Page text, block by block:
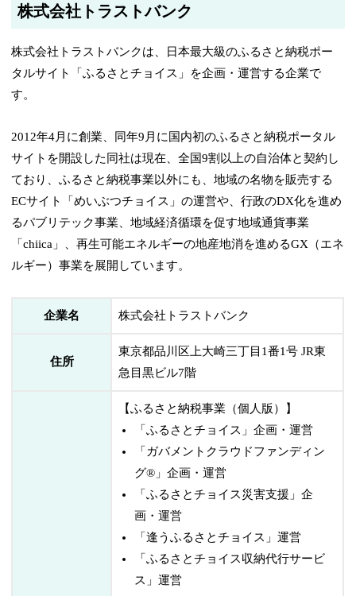
株式会社トラストバンク
株式会社トラストバンクは、日本最大級のふるさと納税ポー
タルサイト「ふるさとチョイス」を企画・運営する企業で
す。
2012年4月に創業、同年9月に国内初のふるさと納税ポータル
サイトを開設した同社は現在、全国9割以上の自治体と契約し
ており、ふるさと納税事業以外にも、地域の名物を販売する
ECサイト「めいぶつチョイス」の運営や、行政のDX化を進め
るパブリテック事業、地域経済循環を促す地域通貨事業
「chiica」、再生可能エネルギーの地産地消を進めるGX（エネ
ルギー）事業を展開しています。
企業名 株式会社トラストバンク
住所
東京都品川区上大崎三丁目1番1号 JR東
急目黒ビル7階
【ふるさと納税事業（個人版）】
「ふるさとチョイス」企画・運営
「ガバメントクラウドファンディン
グ®」企画・運営
「ふるさとチョイス災害支援」企
画・運営
「逢うふるさとチョイス」運営
「ふるさとチョイス収納代行サービ
ス」運営